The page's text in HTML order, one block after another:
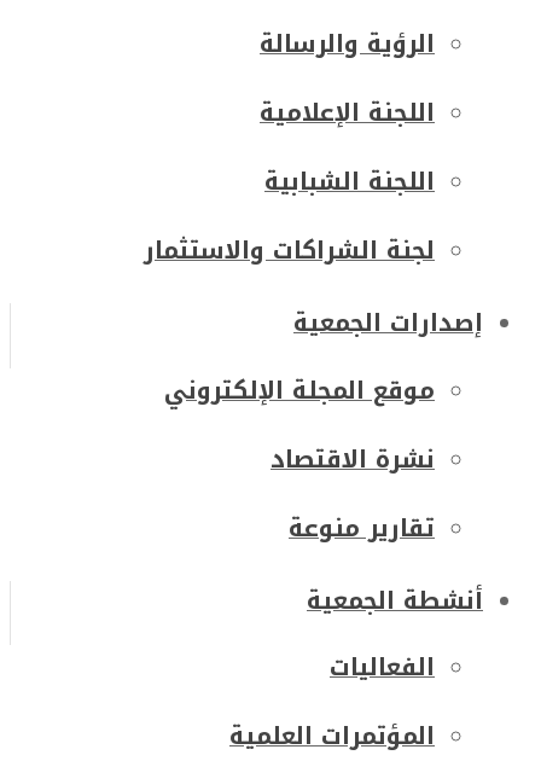
الرؤية والرسالة
اللجنة الإعلامية
اللجنة الشبابية
لجنة الشراكات والاستثمار
إصدارات الجمعية
موقع المجلة الإلكتروني
نشرة الاقتصاد
تقارير منوعة
أنشطة الجمعية
الفعاليات
المؤتمرات العلمية